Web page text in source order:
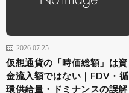
2026.07.25
仮想通貨の「時価総額」は資
金流入額ではない｜FDV・循
環供給量・ドミナンスの誤解